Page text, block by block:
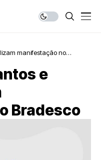
manifestação no
e
Bradesco